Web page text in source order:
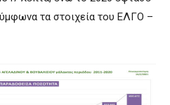
τα στοιχεία του ΕΛΓΟ –